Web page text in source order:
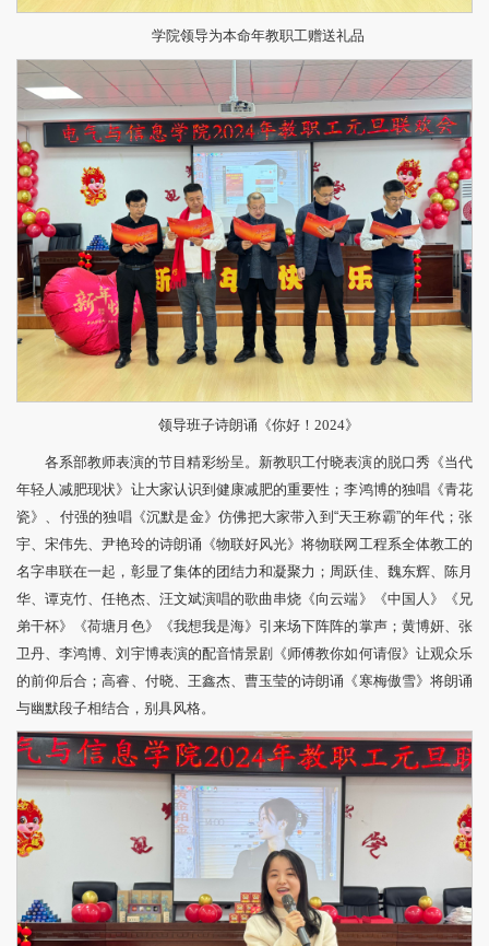
学院领导为本命年教职工赠送礼品
领导班子诗朗诵《你好！2024》
各系部教师表演的节目精彩纷呈。新教职工付晓表演的脱口秀《当代
年轻人减肥现状》让大家认识到健康减肥的重要性；李鸿博的独唱《青花
瓷》、付强的独唱《沉默是金》仿佛把大家带入到“天王称霸”的年代；张
宇、宋伟先、尹艳玲的诗朗诵《物联好风光》将物联网工程系全体教工的
名字串联在一起，彰显了集体的团结力和凝聚力；周跃佳、魏东辉、陈月
华、谭克竹、任艳杰、汪文斌演唱的歌曲串烧《向云端》《中国人》《兄
弟干杯》《荷塘月色》《我想我是海》引来场下阵阵的掌声；黄博妍、张
卫丹、李鸿博、刘宇博表演的配音情景剧《师傅教你如何请假》让观众乐
的前仰后合；高睿、付晓、王鑫杰、曹玉莹的诗朗诵《寒梅傲雪》将朗诵
与幽默段子相结合，别具风格。